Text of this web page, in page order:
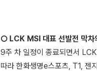
○ LCK MSI 대표 선발전 막차
9주 차 일정이 종료되면서
따라 한화생명e스포츠, T1, 젠